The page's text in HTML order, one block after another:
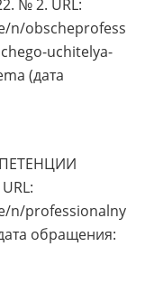
№ 2. URL:
n/obscheprofess
uchitelya-
(дата
n/professionalny
обращения: